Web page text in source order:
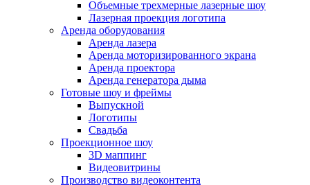
Объемные трехмерные лазерные шоу
Лазерная проекция логотипа
Аренда оборудования
Аренда лазера
Аренда моторизированного экрана
Аренда проектора
Аренда генератора дыма
Готовые шоу и фреймы
Выпускной
Логотипы
Свадьба
Проекционное шоу
3D маппинг
Видеовитрины
Производство видеоконтента